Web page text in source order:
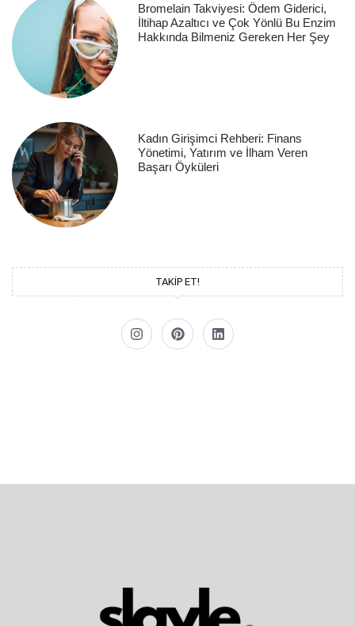
Bromelain Takviyesi: Ödem Giderici,
İltihap Azaltıcı ve Çok Yönlü Bu Enzim
Hakkında Bilmeniz Gereken Her Şey
Kadın Girişimci Rehberi: Finans
Yönetimi, Yatırım ve İlham Veren
Başarı Öyküleri
TAKİP ET!